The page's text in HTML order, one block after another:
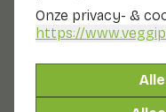
Onze privacy- &
https://
23